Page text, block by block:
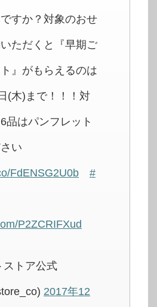
すか？対象のおせ
ただくと『早期ご
』がもらえるのは
(木)まで！！！対
品はパンフレット
い
FdENSG2U0b #
P2ZCRIFXud
トア公式
2017年12